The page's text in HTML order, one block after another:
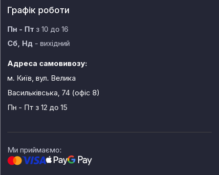
Графік роботи
Пн - Пт з 10 до 16
Сб, Нд - вихідний
Адреса самовивозу:
м. Київ, вул. Велика
Васильківська, 74 (офіс 8)
Пн - Пт з 12 до 15
Ми приймаємо: